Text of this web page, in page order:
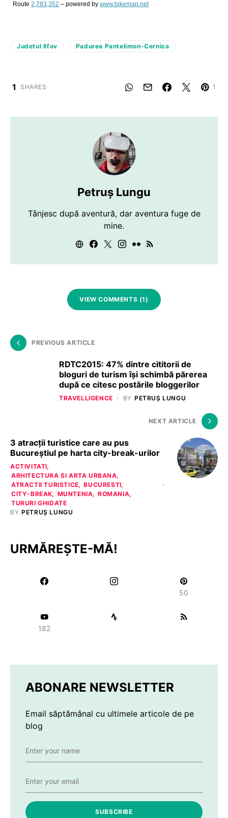
Route 2,783,352 – powered by www.bikemap.net
Judetul Ilfov Padurea Pantelimon-Cernica
1 SHARES 1
Petruș Lungu
Tânjesc după aventură, dar aventura fuge de
mine.
VIEW COMMENTS (1)
PREVIOUS ARTICLE
RDTC2015: 47% dintre cititorii de
bloguri de turism își schimbă părerea
după ce citesc postările bloggerilor
TRAVELLIGENCE BY PETRUȘ LUNGU
NEXT ARTICLE
3 atracții turistice care au pus
Bucureștiul pe harta city-break-urilor
ACTIVITATI
ARHITECTURA SI ARTA URBANA
ATRACTII TURISTICE
BUCURESTI
CITY-BREAK
MUNTENIA
ROMANIA
TURURI GHIDATE
BY PETRUȘ LUNGU
URMĂREȘTE-MĂ!
50
182
ABONARE NEWSLETTER
Email săptămânal cu ultimele articole de pe
blog
SUBSCRIBE